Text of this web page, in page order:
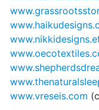
www.vreseis.com